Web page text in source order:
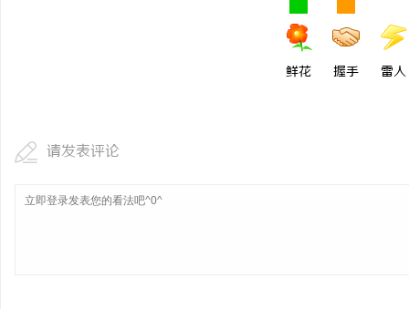
鲜花 握手 雷人
请发表评论